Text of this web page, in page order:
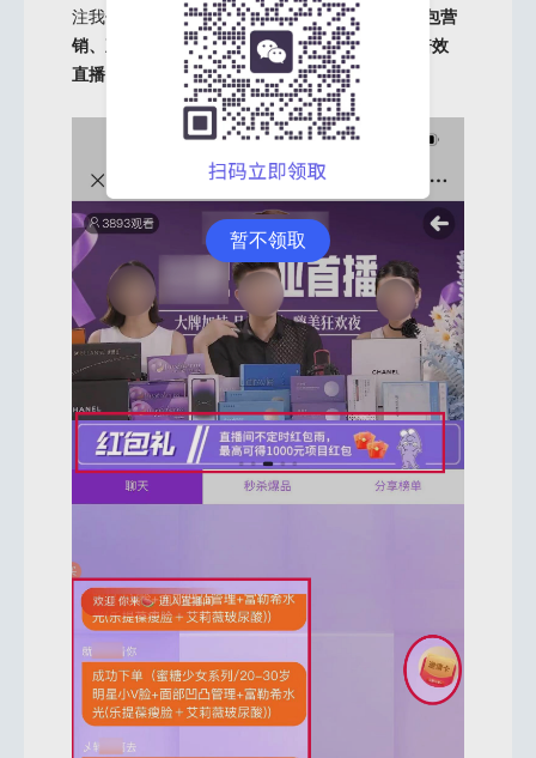
注我们邀请的客户是否下单。除此之外，
还有红包营
销、直播互动、直播运营等功能。这些也都是“倍效
直播”的直播软件功能。
暂不领取